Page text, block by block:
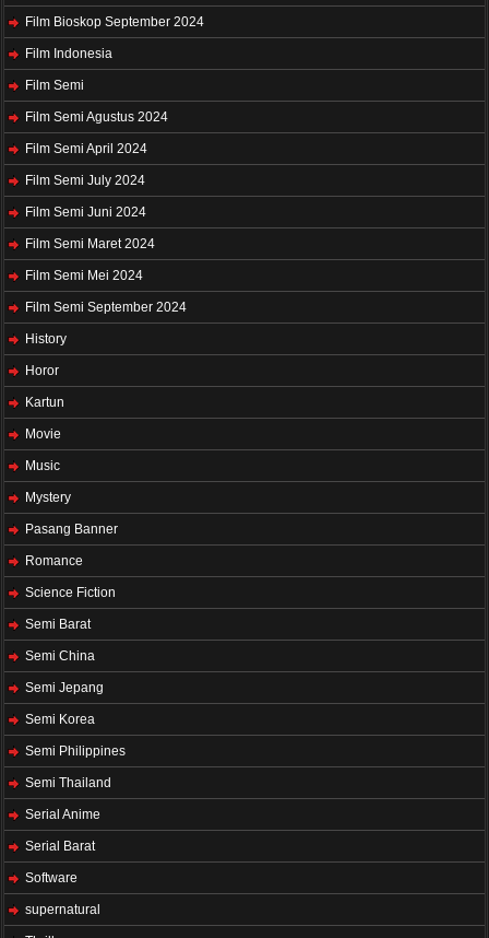
Film Bioskop September 2024
Film Indonesia
Film Semi
Film Semi Agustus 2024
Film Semi April 2024
Film Semi July 2024
Film Semi Juni 2024
Film Semi Maret 2024
Film Semi Mei 2024
Film Semi September 2024
History
Horor
Kartun
Movie
Music
Mystery
Pasang Banner
Romance
Science Fiction
Semi Barat
Semi China
Semi Jepang
Semi Korea
Semi Philippines
Semi Thailand
Serial Anime
Serial Barat
Software
supernatural